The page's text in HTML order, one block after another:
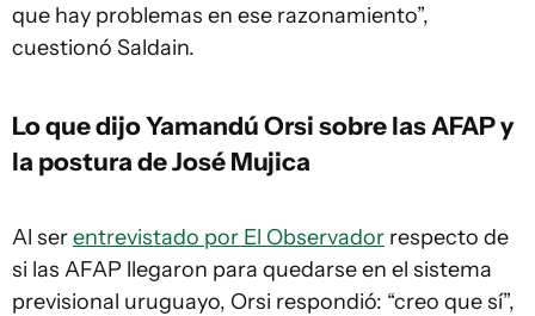
que hay problemas en ese razonamiento”,
cuestionó Saldain.
Lo que dijo Yamandú Orsi sobre las AFAP y
la postura de José Mujica
Al serentrevistado por El Observador respecto de
si las AFAP llegaron para quedarse en el sistema
previsional uruguayo, Orsi respondió: “creo que sí”,